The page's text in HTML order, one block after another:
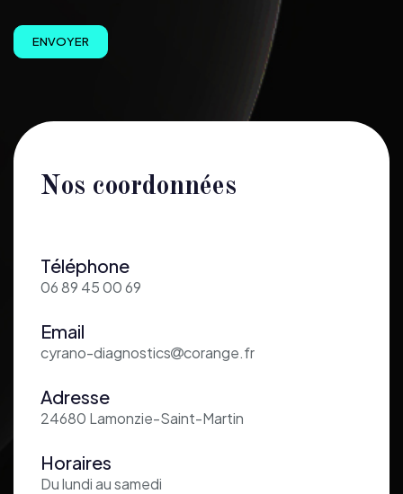
ENVOYER
Nos coordonnées
Téléphone
06 89 45 00 69
Email
cyrano-diagnostics corange.fr
Adresse
24680 Lamonzie-Saint-Martin
Horaires
Du lundi au samedi